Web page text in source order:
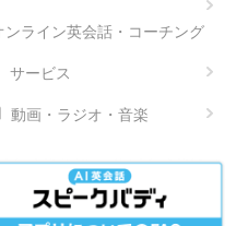
ンライン英会話・コーチング
サービス
動画・ラジオ・音楽